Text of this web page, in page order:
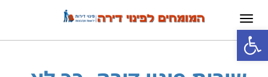
פתח סרגל נגישות
תפריט